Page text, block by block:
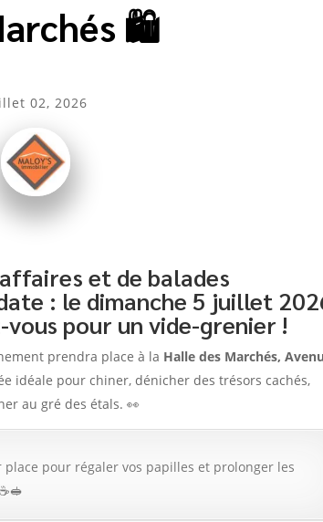
🛍️
02, 2026
et de balades
: le dimanche 5 juillet
pour un vide-grenier !
prendra place à la Halle des Marchés,
idéale pour chiner, dénicher des trésors cachés,
au gré des étals. 👀
place pour régaler vos papilles et prolonger les